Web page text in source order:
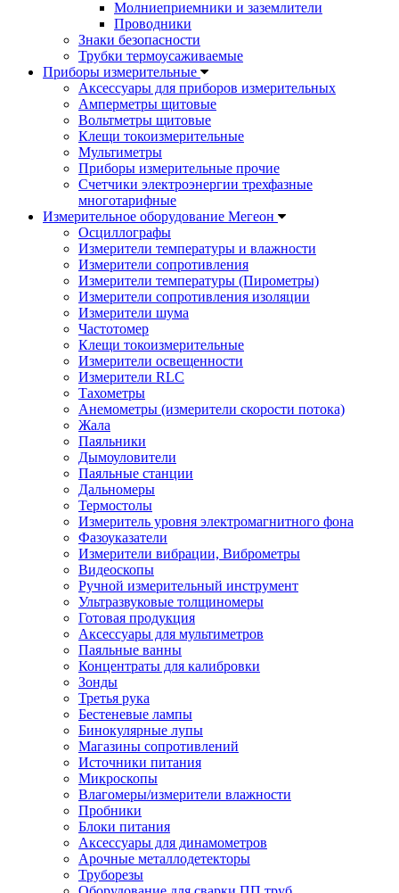
Молниеприемники и заземлители
Проводники
Знаки безопасности
Трубки термоусаживаемые
Приборы измерительные
Аксессуары для приборов измерительных
Амперметры щитовые
Вольтметры щитовые
Клещи токоизмерительные
Мультиметры
Приборы измерительные прочие
Счетчики электроэнергии трехфазные
многотарифные
Измерительное оборудование Мегеон
Осциллографы
Измерители температуры и влажности
Измерители сопротивления
Измерители температуры (Пирометры)
Измерители сопротивления изоляции
Измерители шума
Частотомер
Клещи токоизмерительные
Измерители освещенности
Измерители RLC
Тахометры
Анемометры (измерители скорости потока)
Жала
Паяльники
Дымоуловители
Паяльные станции
Дальномеры
Термостолы
Измеритель уровня электромагнитного фона
Фазоуказатели
Измерители вибрации, Виброметры
Видеоскопы
Ручной измерительный инструмент
Ультразвуковые толщиномеры
Готовая продукция
Аксессуары для мультиметров
Паяльные ванны
Концентраты для калибровки
Зонды
Третья рука
Бестеневые лампы
Бинокулярные лупы
Магазины сопротивлений
Источники питания
Микроскопы
Влагомеры/измерители влажности
Пробники
Блоки питания
Аксессуары для динамометров
Арочные металлодетекторы
Труборезы